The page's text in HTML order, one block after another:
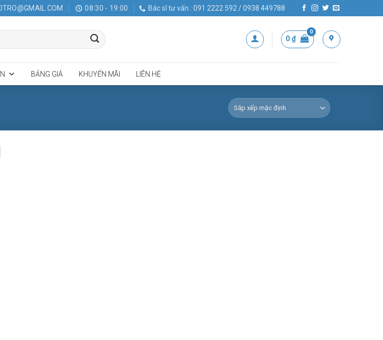
08:30 - 19:00 Bác sĩ tư vấn : 091 2222 592 / 0938 449788
0₫
BẢNG GIÁ KHUYẾN MÃI LIÊN HỆ